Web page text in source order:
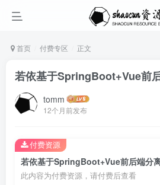
首页 付费专区 正文
若依基于SpringBoot+Vue前
tomm
12个月前发布
若依基于SpringBoot+Vue前后端分
此内容为付费资源，请付费后查看
付费资源